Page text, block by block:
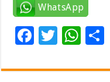
WhatsApp
F
e
T
tt
W
at